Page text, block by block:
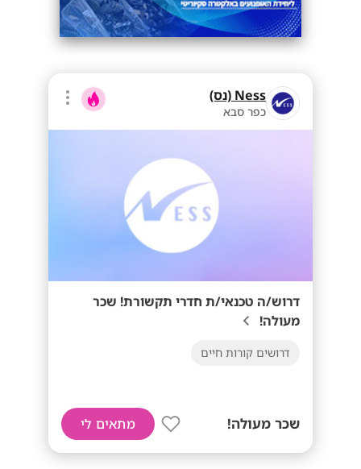
Ness (נס)
כפר סבא
דרוש/ה טכנאי/ת חדרי תקשורת! שכר
מעולה!
דרושים קורות חיים
שכר מעולה! מתאים לי